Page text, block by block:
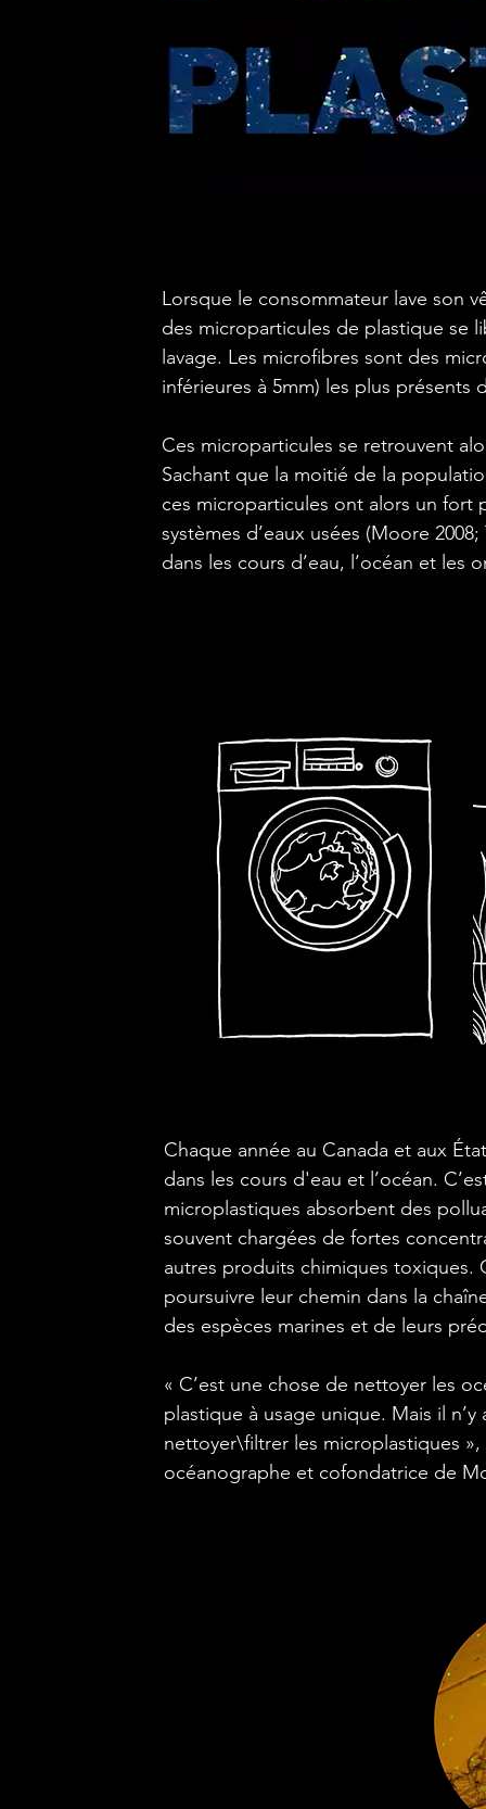
Lorsque le consommateur lave son
des microparticules de plastique se
lavage. Les microfibres sont des
inférieures à 5mm) les plus présents
Ces microparticules se retrouvent
Sachant que la moitié de la
ces microparticules ont alors un fort
systèmes d’eaux usées (Moore
dans les cours d’eau, l’océan et les
Chaque année au Canada et aux
dans les cours d'eau et l’océan.
microplastiques absorbent des
souvent chargées de fortes
autres produits chimiques toxiques.
poursuivre leur chemin dans la
des espèces marines et de leurs
« C’est une chose de nettoyer les
plastique à usage unique. Mais il
nettoyer\filtrer les microplastiques
océanographe et cofondatrice de